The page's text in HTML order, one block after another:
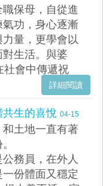
保母，自從進
氣功，身心逐漸
量，更學會以
生活。與婆
社會中傳遞祝
詳細閱讀
生的喜悅 04-15
土地一直有著
務員，在外人
份體面又穩定